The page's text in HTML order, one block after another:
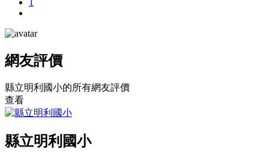
網友評價
縣立明利國小的所有網友評價
查看
縣立明利國小